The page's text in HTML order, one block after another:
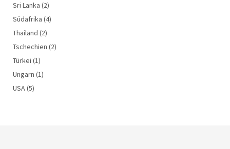
Sri Lanka (2)
Südafrika (4)
Thailand (2)
Tschechien (2)
Türkei (1)
Ungarn (1)
USA(5)